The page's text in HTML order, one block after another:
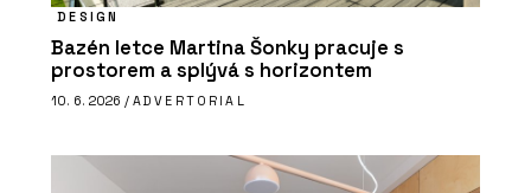
DESIGN
Bazén letce Martina Šonky pracuje s
prostorem a splývá s horizontem
10. 6. 2026 / ADVERTORIAL